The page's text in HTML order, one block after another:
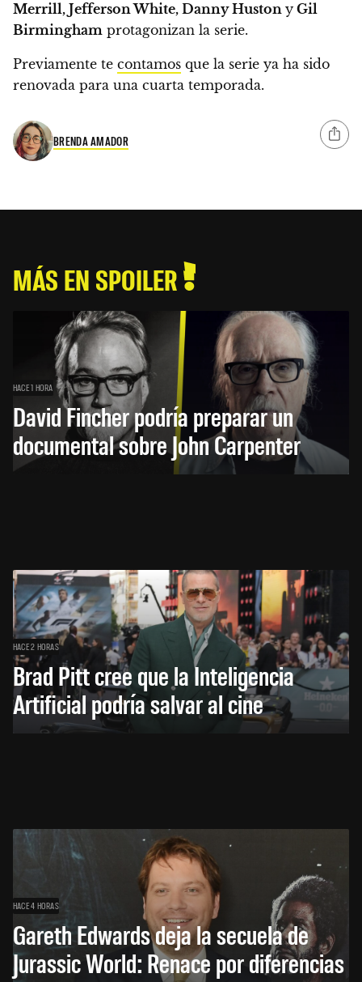
Merrill, Jefferson White, Danny Huston y Gil
Birmingham protagonizan la serie.
Previamente te contamos que la serie ya ha sido
renovada para una cuarta temporada.
BRENDA AMADOR
MÁS EN SPOILER
HACE 1 HORA
David Fincher podría preparar un
documental sobre John Carpenter
HACE 2 HORAS
Brad Pitt cree que la Inteligencia
Artificial podría salvar al cine
HACE 4 HORAS
Gareth Edwards deja la secuela de
Jurassic World: Renace por diferencias